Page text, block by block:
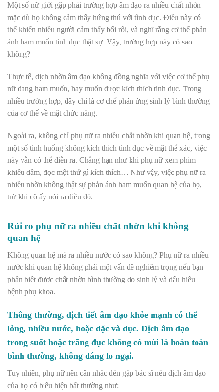
Một số nữ giới gặp phải trường hợp âm đạo ra nhiều chất nhờn
mặc dù họ không cảm thấy hứng thú với tình dục. Điều này có
thể khiến nhiều người cảm thấy bối rối, và nghĩ rằng cơ thể phản
ánh ham muốn tình dục thật sự. Vậy, trường hợp này có sao
không?
Thực tế, dịch nhờn âm đạo không đồng nghĩa với việc cơ thể phụ
nữ đang ham muốn, hay muốn được kích thích tình dục. Trong
nhiều trường hợp, đây chỉ là cơ chế phản ứng sinh lý bình thường
của cơ thể về mặt chức năng.
Ngoài ra, không chỉ phụ nữ ra nhiều chất nhờn khi quan hệ, trong
một số tình huống không kích thích tình dục về mặt thể xác, việc
này vẫn có thể diễn ra. Chẳng hạn như khi phụ nữ xem phim
khiêu dâm, đọc một thứ gì kích thích… Như vậy, việc phụ nữ ra
nhiều nhờn không thật sự phản ánh ham muốn quan hệ của họ,
trừ khi cô ấy nói ra điều đó.
Rủi ro phụ nữ ra nhiều chất nhờn khi không
quan hệ
Không quan hệ mà ra nhiều nước có sao không? Phụ nữ ra nhiều
nước khi quan hệ không phải một vấn đề nghiêm trọng nếu bạn
phân biệt được chất nhờn bình thường do sinh lý và dấu hiệu
bệnh phụ khoa.
Thông thường, dịch tiết âm đạo khỏe mạnh có thể
lỏng, nhiều nước, hoặc đặc và đục. Dịch âm đạo
trong suốt hoặc trắng đục không có mùi là hoàn toàn
bình thường, không đáng lo ngại.
Tuy nhiên, phụ nữ nên cân nhắc đến gặp bác sĩ nếu dịch âm đạo
của họ có biểu hiện bất thường như: